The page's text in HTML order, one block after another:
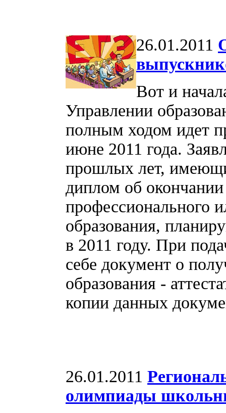
26.01.2011
Вот и
Управлении
полным ходом идет
июне 2011 года.
прошлых лет,
диплом об
профессионального
образования,
в 2011 году. При
себе документ о
образования -
копии данных
26.01.2011
олимпиады